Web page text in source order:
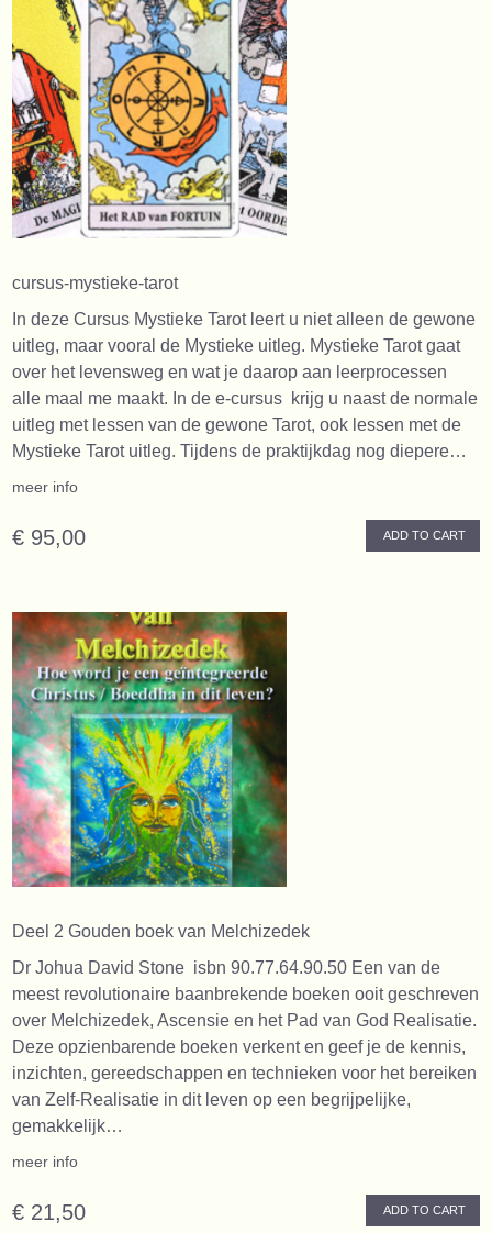
cursus-mystieke-tarot
In deze Cursus Mystieke Tarot leert u niet alleen de gewone
uitleg, maar vooral de Mystieke uitleg. Mystieke Tarot gaat
over het levensweg en wat je daarop aan leerprocessen
alle maal me maakt. In de e-cursus krijg u naast de normale
uitleg met lessen van de gewone Tarot, ook lessen met de
Mystieke Tarot uitleg. Tijdens de praktijkdag nog diepere…
meer info
€ 95,00 ADD TO CART
Deel 2 Gouden boek van Melchizedek
Dr Johua David Stone isbn 90.77.64.90.50 Een van de
meest revolutionaire baanbrekende boeken ooit geschreven
over Melchizedek, Ascensie en het Pad van God Realisatie.
Deze opzienbarende boeken verkent en geef je de kennis,
inzichten, gereedschappen en technieken voor het bereiken
van Zelf-Realisatie in dit leven op een begrijpelijke,
gemakkelijk…
meer info
€ 21,50 ADD TO CART